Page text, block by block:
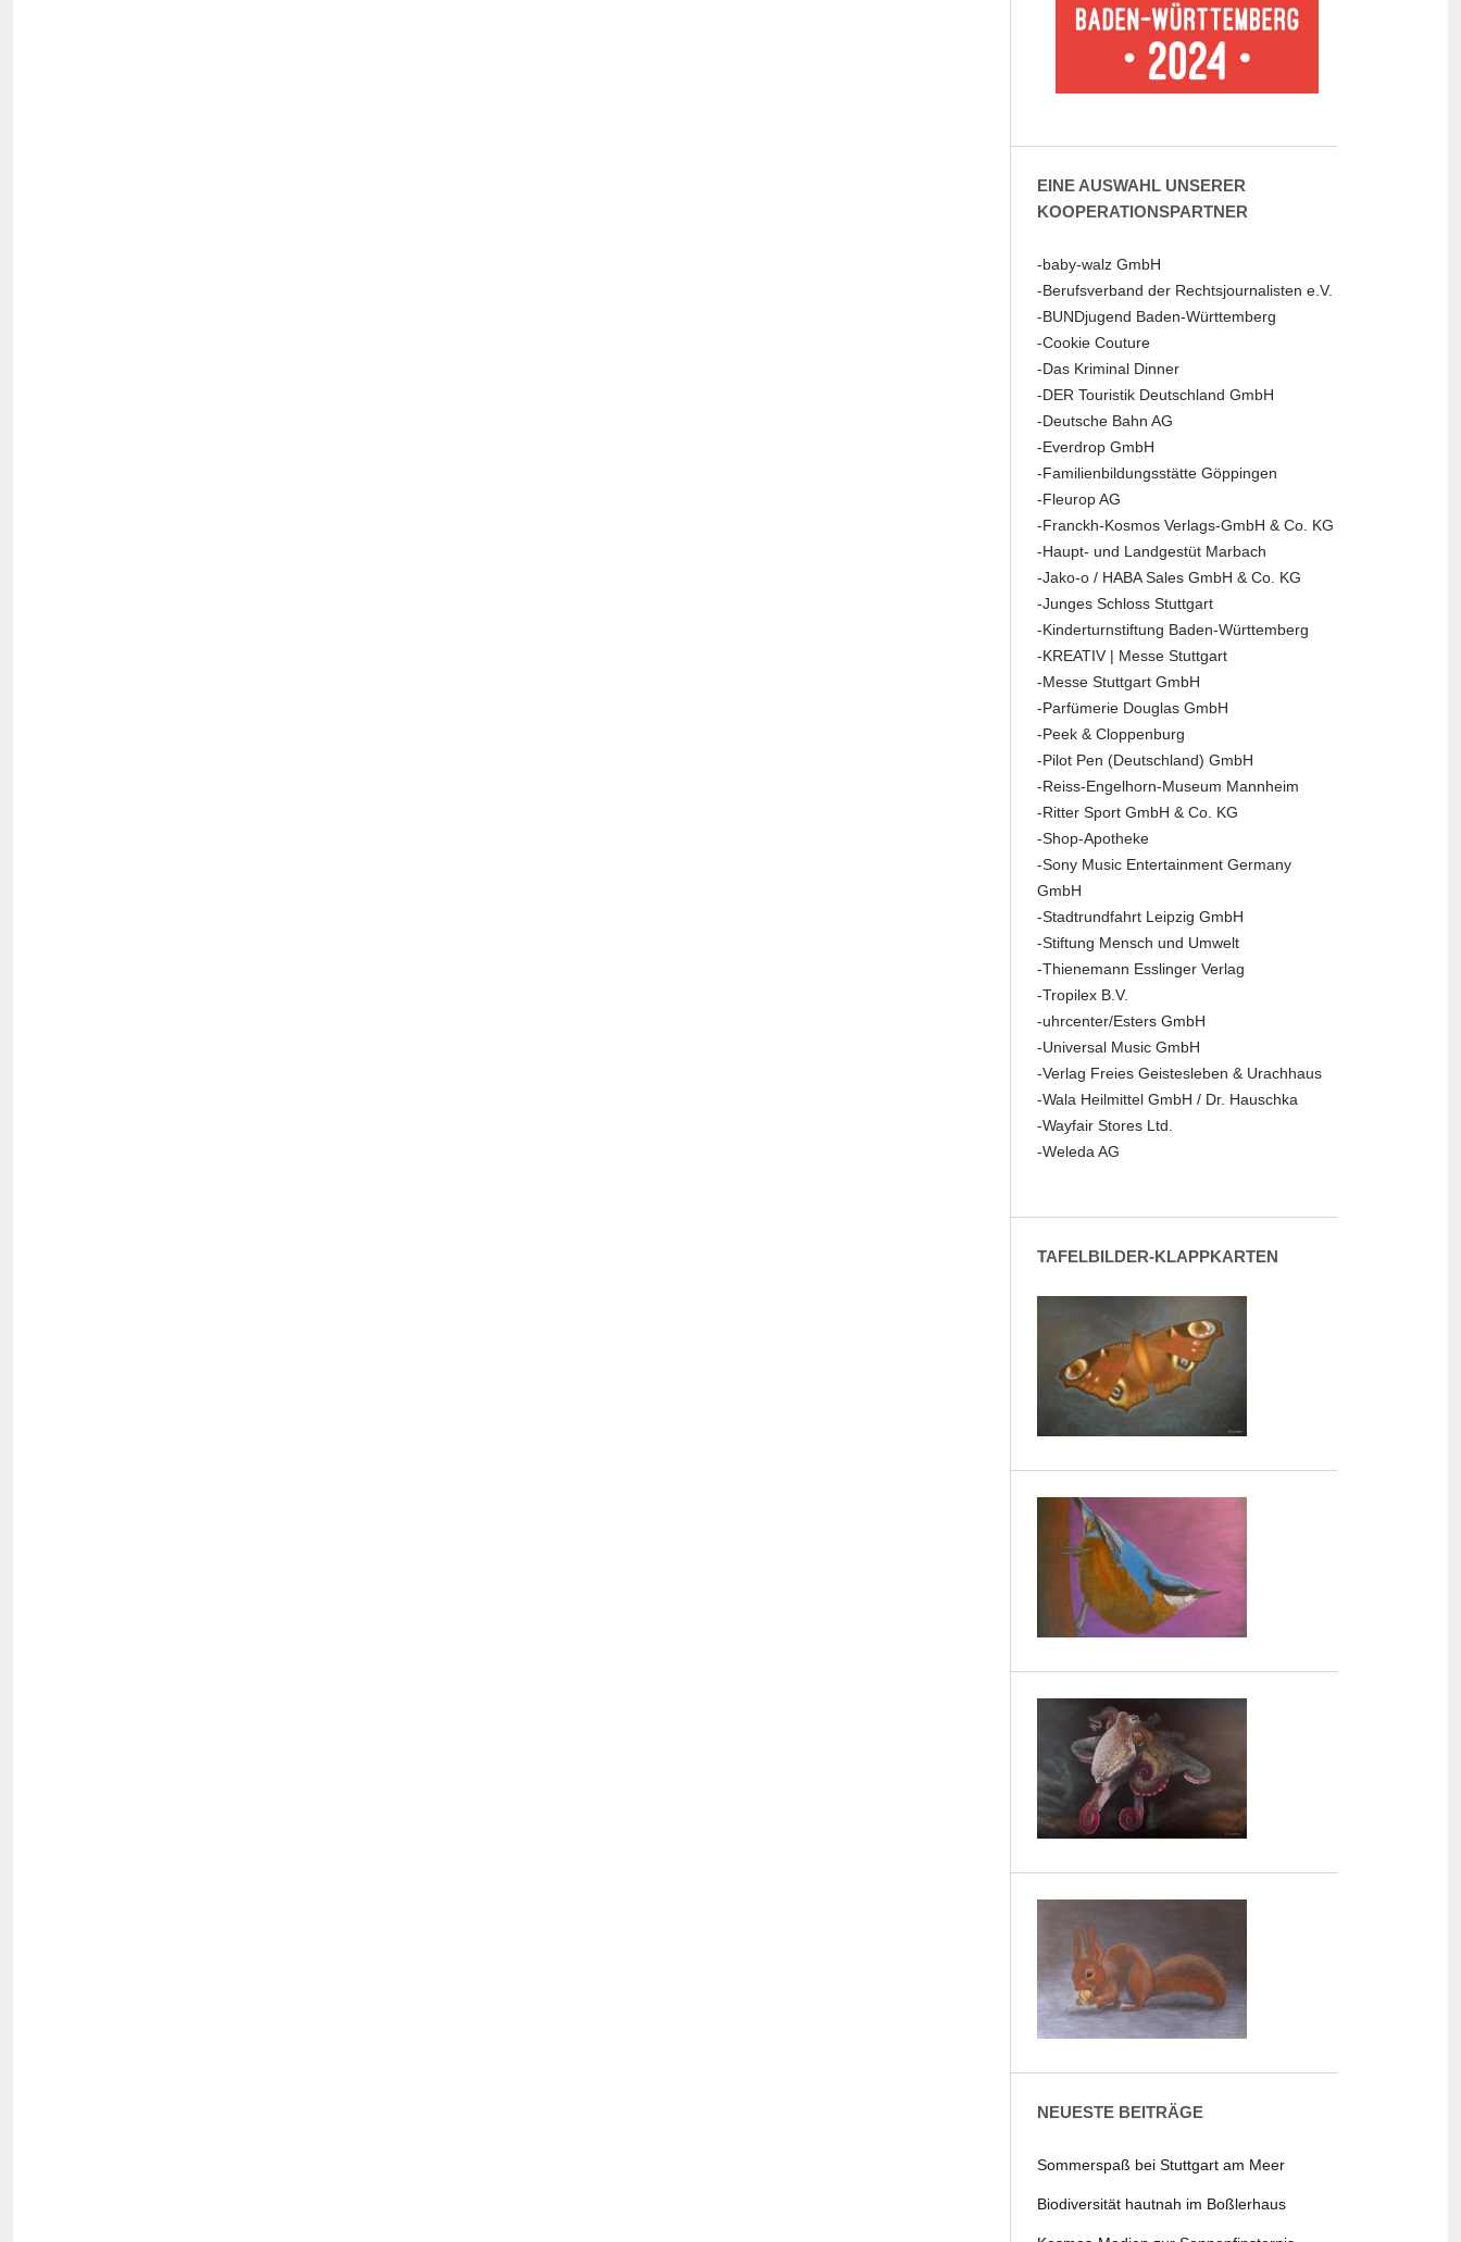
EINE AUSWAHL UNSERER
KOOPERATIONSPARTNER
-baby-walz GmbH
-Berufsverband der Rechtsjournalisten e.V.
-BUNDjugend Baden-Württemberg
-Cookie Couture
-Das Kriminal Dinner
-DER Touristik Deutschland GmbH
-Deutsche Bahn AG
-Everdrop GmbH
-Familienbildungsstätte Göppingen
-Fleurop AG
-Franckh-Kosmos Verlags-GmbH & Co. KG
-Haupt- und Landgestüt Marbach
-Jako-o / HABA Sales GmbH & Co. KG
-Junges Schloss Stuttgart
-Kinderturnstiftung Baden-Württemberg
-KREATIV | Messe Stuttgart
-Messe Stuttgart GmbH
-Parfümerie Douglas GmbH
-Peek & Cloppenburg
-Pilot Pen (Deutschland) GmbH
-Reiss-Engelhorn-Museum Mannheim
-Ritter Sport GmbH & Co. KG
-Shop-Apotheke
-Sony Music Entertainment Germany
GmbH
-Stadtrundfahrt Leipzig GmbH
-Stiftung Mensch und Umwelt
-Thienemann Esslinger Verlag
-Tropilex B.V.
-uhrcenter/Esters GmbH
-Universal Music GmbH
-Verlag Freies Geistesleben & Urachhaus
-Wala Heilmittel GmbH / Dr. Hauschka
-Wayfair Stores Ltd.
-Weleda AG
TAFELBILDER-KLAPPKARTEN
NEUESTE BEITRÄGE
Sommerspaß bei Stuttgart am Meer
Biodiversität hautnah im Boßlerhaus